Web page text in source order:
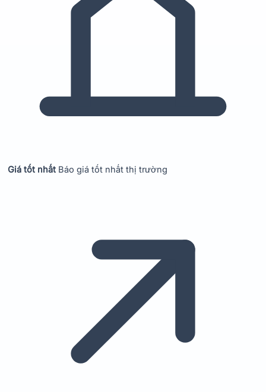
Giá tốt nhất Báo giá tốt nhất thị trường